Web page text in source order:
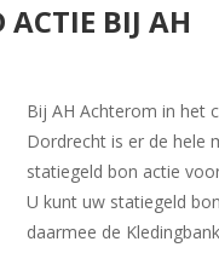
ACTIE BIJ AH
Bij AH Achterom in het
Dordrecht is er de hele
statiegeld bon actie
U kunt uw statiegeld
daarmee de